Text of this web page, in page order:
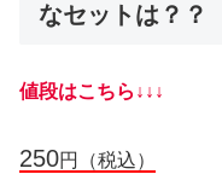
なセットは？？
値段はこちら↓↓↓
250円（税込）